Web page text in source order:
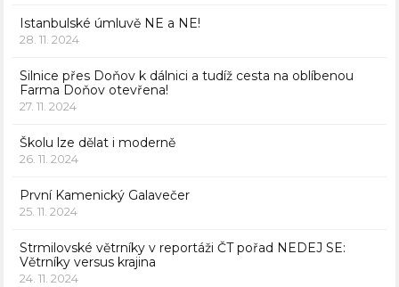
Istanbulské úmluvě NE a NE!
28. 11. 2024
Silnice přes Doňov k dálnici a tudíž cesta na oblíbenou
Farma Doňov otevřena!
27. 11. 2024
Školu lze dělat i moderně
26. 11. 2024
První Kamenický Galavečer
25. 11. 2024
Strmilovské větrníky v reportáži ČT pořad NEDEJ SE:
Větrníky versus krajina
24. 11. 2024